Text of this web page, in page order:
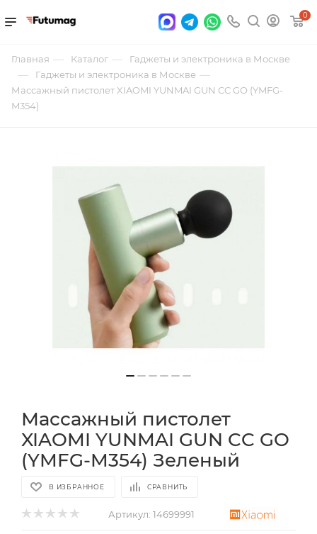
0
Главная — Каталог — Гаджеты и электроника в Москве
— Гаджеты и электроника в Москве —
Массажный пистолет XIAOMI YUNMAI GUN CC GO (YMFG-
M354)
Массажный пистолет
XIAOMI YUNMAI GUN CC GO
(YMFG-M354) Зеленый
В ИЗБРАННОЕ СРАВНИТЬ
Артикул: 14699991